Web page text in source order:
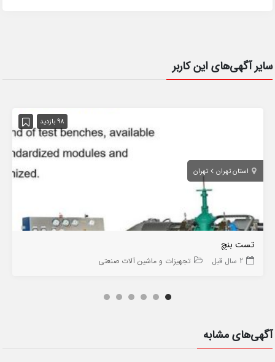
سایر آگهی‌های این کاربر
98 بازدید
استان تهران تهران
تست بنچ
2 سال قبل تجهیزات و ماشین آلات صنعتی
آگهی‌های مشابه